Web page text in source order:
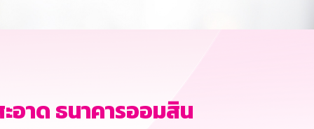
อาด ธนาคารออมสิน